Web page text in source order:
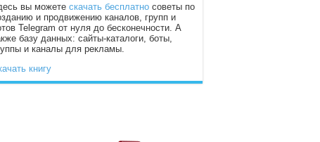
вы можете скачать бесплатно советы по
и продвижению каналов, групп и
Telegram от нуля до бесконечности. А
базу данных: сайты-каталоги, боты,
и каналы для рекламы.
книгу